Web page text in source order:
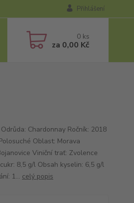
Přihlášení
0 ks
za 0,00 Kč
Chardonnay Ročník: 2018
Oblast: Morava
Viniční trať: Zvolence
8,5 g/l Obsah kyselin: 6,5 g/l
1... celý popis